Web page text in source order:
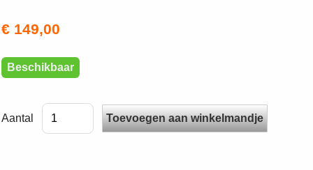
€ 149,00
Beschikbaar
Aantal